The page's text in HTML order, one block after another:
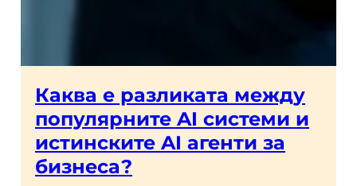
Каква е разликата между
популярните AI системи и
истинските AI агенти за
бизнеса?